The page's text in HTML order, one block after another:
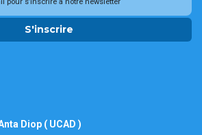
S'inscrire
Diop ( UCAD )